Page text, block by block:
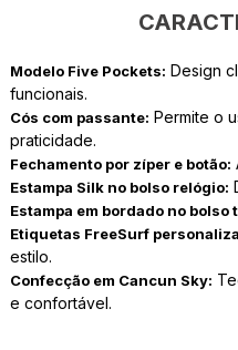
Modelo Five Pockets: Design
funcionais.
Cós com passante: Permite o
praticidade.
Fechamento por zíper e botão:
Estampa Silk no bolso relógio:
Estampa em bordado no bolso
Etiquetas FreeSurf
estilo.
Confecção em Cancun Sky:
e confortável.